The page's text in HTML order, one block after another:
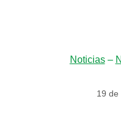
Noticias–
19 de